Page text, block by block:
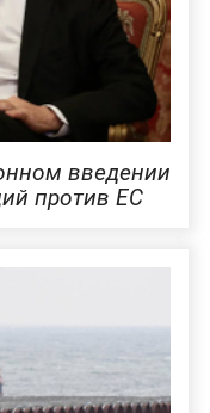
введении
против ЕС